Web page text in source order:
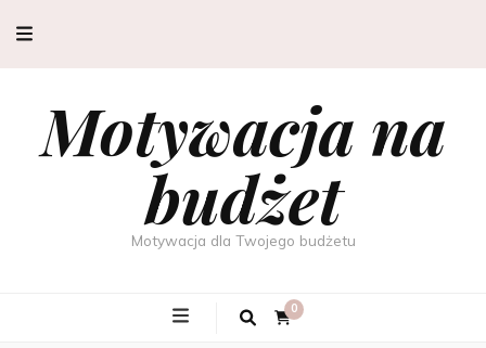
Motywacja na
budżet
Motywacja dla Twojego budżetu
0